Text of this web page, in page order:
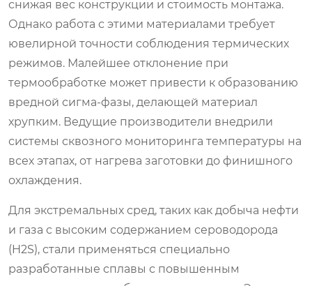
снижая вес конструкции и стоимость монтажа.
Однако работа с этими материалами требует
ювелирной точности соблюдения термических
режимов. Малейшее отклонение при
термообработке может привести к образованию
вредной сигма-фазы, делающей материал
хрупким. Ведущие производители внедрили
системы сквозного мониторинга температуры на
всех этапах, от нагрева заготовки до финишного
охлаждения.
Для экстремальных сред, таких как добыча нефти
и газа с высоким содержанием сероводорода
(H2S), стали применяться специально
разработанные сплавы с повышенным